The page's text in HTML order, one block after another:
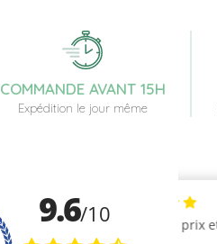
COMMANDE AVANT 15H
Expédition le jour même